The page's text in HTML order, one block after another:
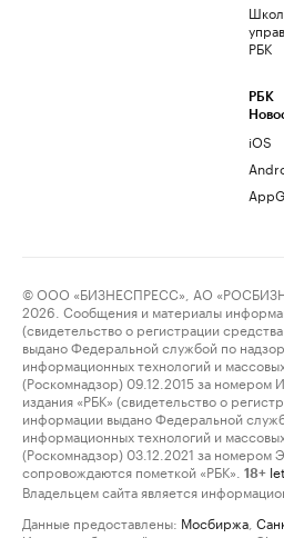
РБК
РБК
iOS
© ООО «БИЗНЕСПРЕСС», АО
2026. Сообщения и материалы
(свидетельство о регистрации
выдано Федеральной службой по
информационных технологий и
(Роскомнадзор) 09.12.2015 за
издания «РБК» (свидетельство о
информации выдано Федеральной
информационных технологий и
(Роскомнадзор) 03.12.2021 за
сопровождаются пометкой «РБК».
18+
Владельцем сайта является
Данные предоставлены: Мосбиржа